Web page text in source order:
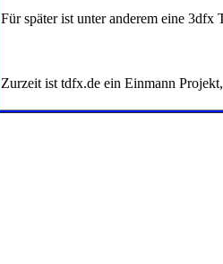
Für später ist unter anderem eine 3dfx
Zurzeit ist tdfx.de ein Einmann